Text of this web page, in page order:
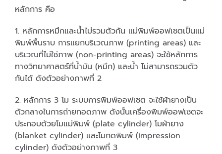
หลักการ คือ
1. หลักการหมึกและน้ำไม่รวมตัวกัน แม่พิมพ์ออฟเซตเป็นแม่
พิมพ์พื้นราบ การแยกบริเวณภาพ (printing areas) และ
บริเวณที่ไม่ใช่ภาพ (non-printing areas) จะใช้หลักการ
ทางวิทยาศาสตร์ที่น้ำมัน (หมึก) และน้ำ ไม่สามารถรวมตัว
กันได้ ดังตัวอย่างภาพที่ 2
2. หลักการ 3 โม ระบบการพิมพ์ออฟเซต จะใช้ผ้ายางเป็น
ตัวกลางในการถ่ายทอดภาพ ดังนั้นเครื่องพิมพ์ออฟเซตจะ
ประกอบด้วยโมแม่พิมพ์ (plate cylinder) โมผ้ายาง
(blanket cylinder) และโมกดพิมพ์ (impression
cylinder) ดังตัวอย่างภาพที่ 3